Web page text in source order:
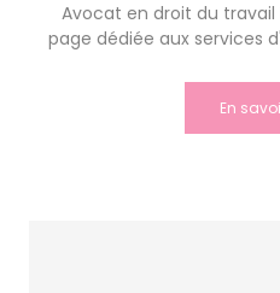
Avocat en droit du travail
page dédiée aux services
En